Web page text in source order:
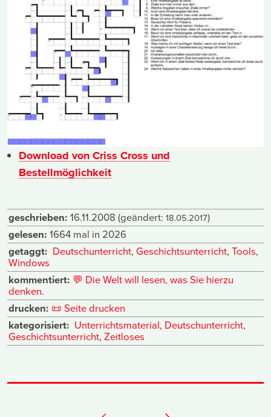
Download von Criss Cross und
Bestellmöglichkeit
geschrieben: 16.11.2008 (geändert: 18.05.2017)
gelesen: 1664 mal in 2026
getaggt: Deutschunterricht, Geschichtsunterricht, Tools,
Windows
kommentiert: 💬 Die Welt will lesen, was Sie hierzu
denken.
drucken: 📜 Seite drucken
kategorisiert: Unterrichtsmaterial, Deutschunterricht,
Geschichtsunterricht,Zeitloses